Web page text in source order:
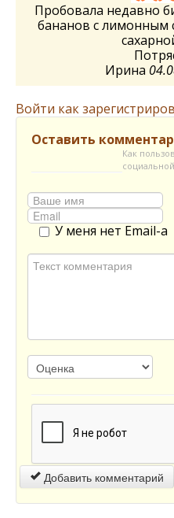
Пробовала недавно
бананов с лимонным
Ирина
Войти как
Оставить
Как
У меня нет Email-а
Добавить комментарий